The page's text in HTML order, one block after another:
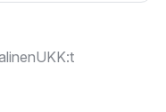
UKK:t